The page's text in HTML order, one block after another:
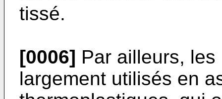
tissé.
[0006] Par ailleurs,
largement utilisés en